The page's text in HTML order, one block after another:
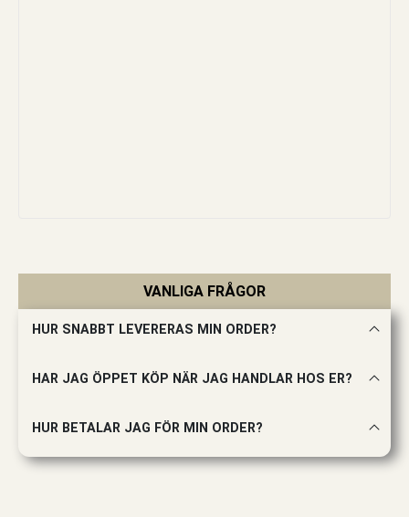
VANLIGA FRÅGOR
HUR SNABBT LEVERERAS MIN ORDER?
HAR JAG ÖPPET KÖP NÄR JAG HANDLAR HOS ER?
HUR BETALAR JAG FÖR MIN ORDER?